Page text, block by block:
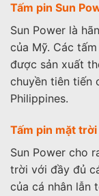
Tấm pin Sun
Sun Power là
của Mỹ. Các
được sản xuất
chuyền tiên tiến
Philippines.
Tấm pin mặt
Sun Power cho
trời với đầy đủ
của cá nhân lẫn